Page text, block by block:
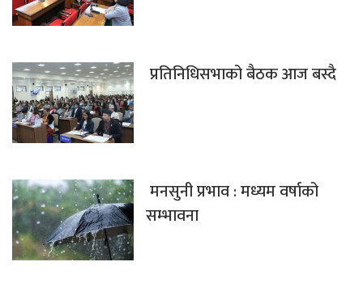
प्रतिनिधिसभाको बैठक आज बस्दै
मनसुनी प्रभाव : मध्यम वर्षाको
सम्भावना